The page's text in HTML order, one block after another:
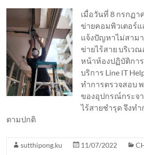
เมื่อวันที่ 8 กรกฏา
ข่ายคอมพิวเตอร์แ
แจ้งปัญหาไม่สาม
ข่ายไร้สาย บริเวณ
หน้าห้องปฏิบัติกา
บริการ Line IT
ทำการตรวจสอบ
ของอุปกรณ์กระจ
ไร้สายชำรุด จึงท
ตามปกติ
sutthipong.ku 11/07/2022